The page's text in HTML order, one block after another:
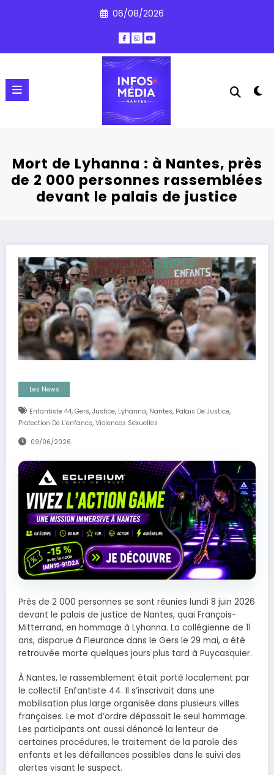
06/08/2026
Mort de Lyhanna : à Nantes, près
de 2 000 personnes rassemblées
devant le palais de justice
Les News
Enfantiste 44, Gers, Justice, Lyhanna, Nantes, Palais De Justice,
Protection De L’enfance, Violences Sexuelles
09/06/2026
Près de 2 000 personnes se sont réunies lundi 8 juin 2026
devant le palais de justice de Nantes, quai François-
Mitterrand, en hommage à Lyhanna. La collégienne de 11
ans, disparue à Fleurance dans le Gers le 29 mai, a été
retrouvée morte quelques jours plus tard à Puycasquier.
À Nantes, le rassemblement était porté localement par
le collectif Enfantiste 44. Il s’inscrivait dans une
mobilisation plus large organisée dans plusieurs villes
françaises. Le mot d’ordre dépassait le seul hommage.
Les participants ont aussi dénoncé la lenteur de
certaines procédures, le traitement de la parole des
enfants et les défaillances possibles dans le suivi des
alertes visant le suspect.